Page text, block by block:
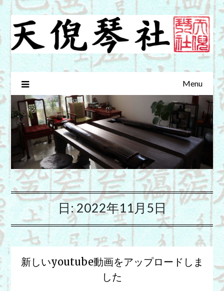
Skip
content
Menu
日:2022年11月5日
新しいyoutube動画をアップロードしま
した